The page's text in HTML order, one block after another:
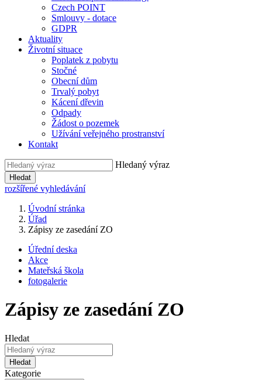
Czech POINT
Smlouvy - dotace
GDPR
Aktuality
Životní situace
Poplatek z pobytu
Stočné
Obecní dům
Trvalý pobyt
Kácení dřevin
Odpady
Žádost o pozemek
Užívání veřejného prostranství
Kontakt
Hledaný výraz
Hledat
rozšířené vyhledávání
Úvodní stránka
Úřad
Zápisy ze zasedání ZO
Úřední deska
Akce
Mateřská škola
fotogalerie
Zápisy ze zasedání ZO
Hledat
Hledat
Kategorie